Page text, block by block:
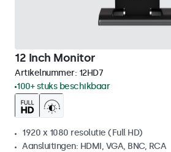
12 Inch Monitor
Artikelnummer: 12HD7
100+ stuks beschikbaar
1920 x 1080 resolutie (Full HD)
Aansluitingen: HDMI, VGA, BNC, RCA